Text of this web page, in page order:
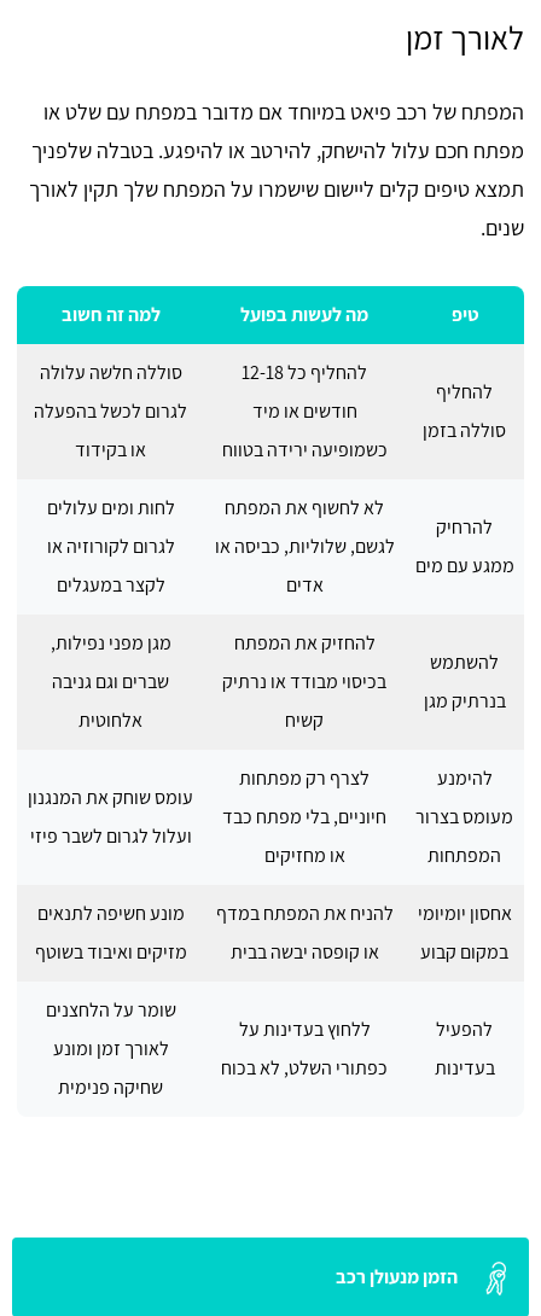
לאורך זמן
המפתח של רכב פיאט במיוחד אם מדובר במפתח עם שלט או
מפתח חכם עלול להישחק, להירטב או להיפגע. בטבלה שלפניך
תמצא טיפים קלים ליישום שישמרו על המפתח שלך תקין לאורך
שנים.
טיפ מה לעשות בפועל למה זה חשוב
להחליף
סוללה בזמן
להחליף כל 12-18
חודשים או מיד
כשמופיעה ירידה בטווח
סוללה חלשה עלולה
לגרום לכשל בהפעלה
או בקידוד
להרחיק
ממגע עם מים
לא לחשוף את המפתח
לגשם, שלוליות, כביסה או
אדים
לחות ומים עלולים
לגרום לקורוזיה או
לקצר במעגלים
להשתמש
בנרתיק מגן
להחזיק את המפתח
בכיסוי מבודד או נרתיק
קשיח
מגן מפני נפילות,
שברים וגם גניבה
אלחוטית
להימנע
מעומס בצרור
המפתחות
לצרף רק מפתחות
חיוניים, בלי מפתח כבד
או מחזיקים
עומס שוחק את המנגנון
ועלול לגרום לשבר פיזי
אחסון יומיומי
במקום קבוע
להניח את המפתח במדף
או קופסה יבשה בבית
מונע חשיפה לתנאים
מזיקים ואיבוד בשוטף
להפעיל
בעדינות
ללחוץ בעדינות על
כפתורי השלט, לא בכוח
שומר על הלחצנים
לאורך זמן ומונע
שחיקה פנימית
הזמן מנעולן רכב